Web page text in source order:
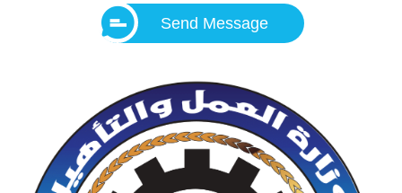
Send Message